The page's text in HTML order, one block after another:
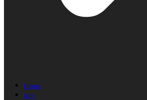
Home
Jahr